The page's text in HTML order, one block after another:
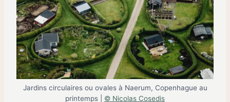
Jardins circulaires ou ovales à Naerum, Copenhague au
printemps | © Nicolas Cosedis